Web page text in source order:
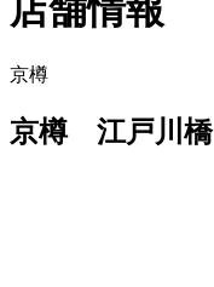
店舗情報
京樽
京樽 江戸川橋